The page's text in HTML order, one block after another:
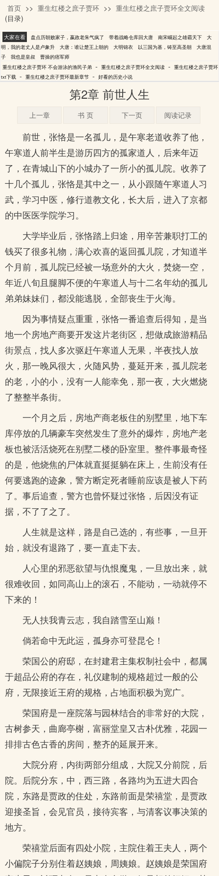
不会游泳的渔民子弟
首页 >> 重生红楼之庶子贾环 >> 重生红楼之庶子贾环全文阅读
(目录)
大家在看 盘点历朝败家子，嬴政老朱气疯了 带着战略仓库回大唐 南宋崛起之雄霸天下
大
明，我的老丈人是卢象升
大唐：谁让楚王上朝的 大明锦衣 以三国为基，铸至高圣朝
大唐混
子
我也是皇叔
曹操的痞军师
重生红楼之庶子贾环 不会游泳的渔民子弟 - 重生红楼之庶子贾环全文阅读 - 重生红楼之庶子贾环
txt下载 - 重生红楼之庶子贾环最新章节 - 好看的历史小说
第2章 前世人生
上一章 书 页 下一页 阅读记录
前世，张恪是一名孤儿，是午寒老道收养了他，
午寒道人前半生是游历四方的孤家道人，后来年迈
了，在青城山下的小城办了一所小的孤儿院。收养了
十几个孤儿，张恪是其中之一，从小跟随午寒道人习
武，学习中医，修行道教文化，长大后，进入了京都
的中医医学院学习。
大学毕业后，张恪踏上归途，用辛苦兼职打工的
钱买了很多礼物，满心欢喜的返回孤儿院，才知道半
个月前，孤儿院已经被一场意外的大火，焚烧一空，
年近八旬且腿脚不便的午寒道人与十二名年幼的孤儿
弟弟妹妹们，都没能逃脱，全部丧生于火海。
因为事情疑点重重，张恪一番追查后得知，是当
地一个房地产商要开发这片老街区，想做成旅游精品
街景点，找人多次驱赶午寒道人无果，半夜找人放
火，那一晚风很大，火随风势，蔓延开来，孤儿院老
的老，小的小，没有一人能幸免，那一夜，大火燃烧
了整整半条街。
一个月之后，房地产商老板住的别墅里，地下车
库停放的几辆豪车突然发生了意外的爆炸，房地产老
板也被活活烧死在别墅二楼的卧室里。整件事最奇怪
的是，他烧焦的尸体就直挺挺躺在床上，生前没有任
何要逃跑的迹象，警方断定死者睡前应该是被人下药
了。事后追查，警方也曾怀疑过张恪，后因没有证
据，不了了之了。
人生就是这样，路是自己选的，有些事，一旦开
始，就没有退路了，要一直走下去。
人心里的邪恶欲望与仇恨魔鬼，一旦放出来，就
很难收回，如同高山上的滚石，不能动，一动就停不
下来的！
无人扶我青云志，我自踏雪至山巅！
倘若命中无此运，孤身亦可登昆仑！
荣国公的府邸，在封建君主集权制社会中，都属
于超品公府的存在，礼仪建制的规格超过一般的公
府，无限接近王府的规格，占地面积极为宽广。
荣国府是一座院落与园林结合的非常好的大院，
古树参天，曲廊亭榭，富丽堂皇又古朴优雅，花园一
排排古色古香的房间，整齐的延展开来。
大院分府，内街两部分组成，大院又分前院，后
院。后院分东，中，西三路，各路均为五进大四合
院，东路是贾政的住处，东路前面是荣禧堂，是贾政
迎接圣旨，会见官员，接待宾客，与清客议事决策的
地方。
荣禧堂后面有四处小院，主院住着王夫人，两个
小偏院子分别住着赵姨娘，周姨娘。赵姨娘是荣国府